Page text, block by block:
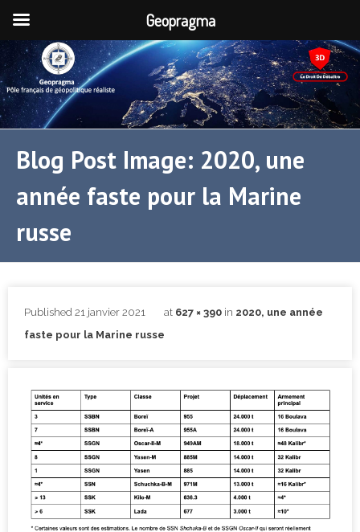
Blog Post Image: 2020, une
année faste pour la Marine
russe
Published 21 janvier 2021 at 627 × 390 in 2020, une année
faste pour la Marine russe
Geopragma